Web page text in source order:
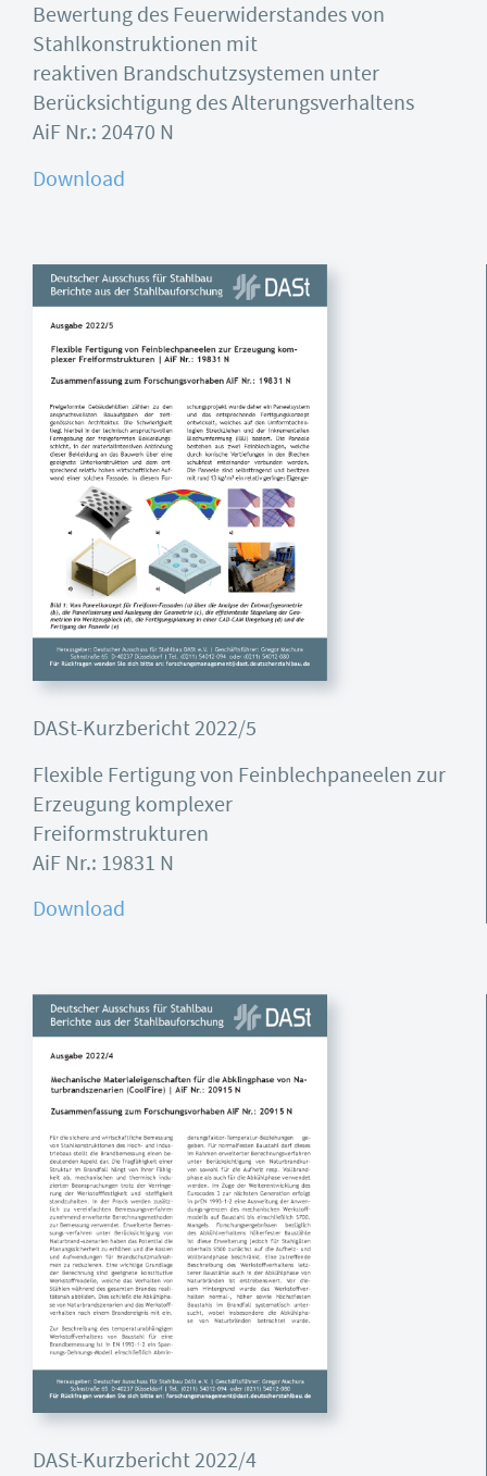
Bewertung des Feuerwiderstandes von
Stahlkonstruktionen mit
reaktiven Brandschutzsystemen unter
Berücksichtigung des Alterungsverhaltens
AiF Nr.: 20470 N
Download
DASt-Kurzbericht 2022/5
Flexible Fertigung von Feinblechpaneelen zur
Erzeugung komplexer
Freiformstrukturen
AiF Nr.: 19831 N
Download
DASt-Kurzbericht 2022/4